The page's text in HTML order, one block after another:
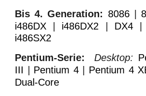
Bis 4. Generation: 8086|
i486DX
i486DX2 DX4|
i486SX2
Pentium-Serie:
Desktop:
III
Pentium 4| Pentium 4
Dual-Core